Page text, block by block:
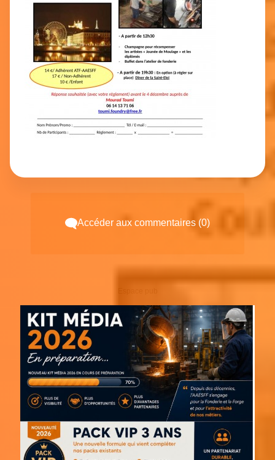
Accéder aux commentaires (0)